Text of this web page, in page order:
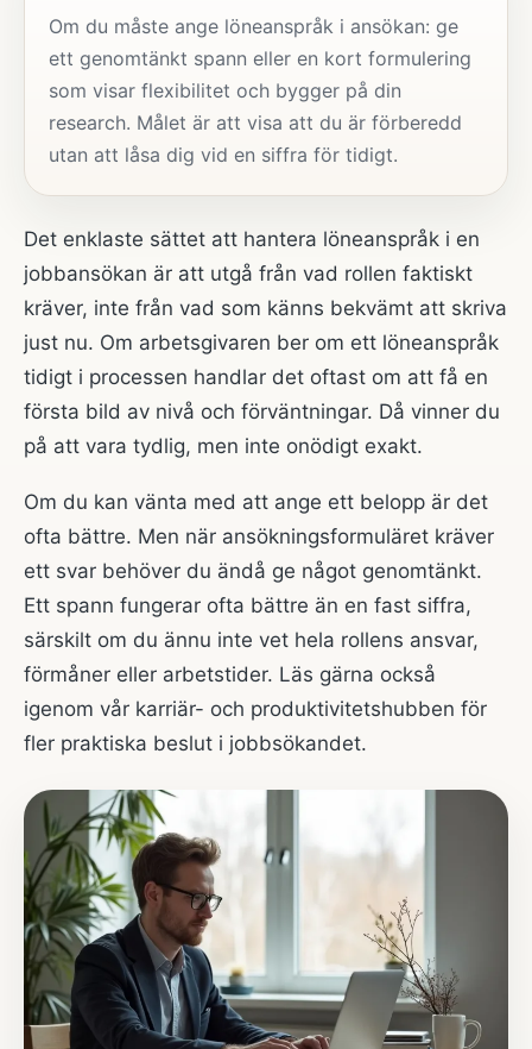
Om du måste ange löneanspråk i ansökan: ge
ett genomtänkt spann eller en kort formulering
som visar flexibilitet och bygger på din
research. Målet är att visa att du är förberedd
utan att låsa dig vid en siffra för tidigt.
Det enklaste sättet att hantera löneanspråk i en
jobbansökan är att utgå från vad rollen faktiskt
kräver, inte från vad som känns bekvämt att skriva
just nu. Om arbetsgivaren ber om ett löneanspråk
tidigt i processen handlar det oftast om att få en
första bild av nivå och förväntningar. Då vinner du
på att vara tydlig, men inte onödigt exakt.
Om du kan vänta med att ange ett belopp är det
ofta bättre. Men när ansökningsformuläret kräver
ett svar behöver du ändå ge något genomtänkt.
Ett spann fungerar ofta bättre än en fast siffra,
särskilt om du ännu inte vet hela rollens ansvar,
förmåner eller arbetstider. Läs gärna också
igenom vår karriär- och produktivitetshubben för
fler praktiska beslut i jobbsökandet.